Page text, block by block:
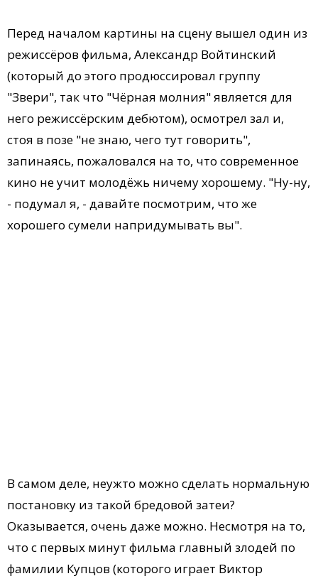
Перед началом картины на сцену вышел один из
режиссёров фильма, Александр Войтинский
(который до этого продюссировал группу
"Звери", так что "Чёрная молния" является для
него режиссёрским дебютом), осмотрел зал и,
стоя в позе "не знаю, чего тут говорить",
запинаясь, пожаловался на то, что современное
кино не учит молодёжь ничему хорошему. "Ну-ну,
- подумал я, - давайте посмотрим, что же
хорошего сумели напридумывать вы".
В самом деле, неужто можно сделать нормальную
постановку из такой бредовой затеи?
Оказывается, очень даже можно. Несмотря на то,
что с первых минут фильма главный злодей по
фамилии Купцов (которого играет Виктор